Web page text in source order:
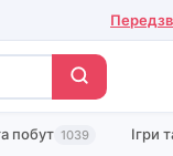
побут 1039 Ігри